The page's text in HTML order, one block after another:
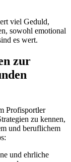
viel Geduld,
sowohl emotional
es wert.
zur
Profisportler
zu kennen,
und beruflichem
und ehrliche